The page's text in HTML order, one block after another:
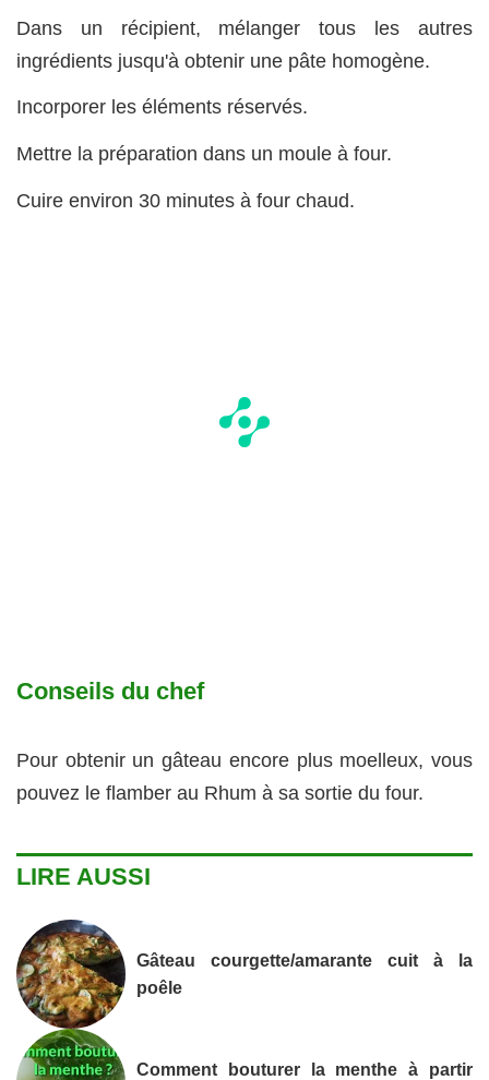
Dans un récipient, mélanger tous les autres
ingrédients jusqu'à obtenir une pâte homogène.
Incorporer les éléments réservés.
Mettre la préparation dans un moule à four.
Cuire environ 30 minutes à four chaud.
Conseils du chef
Pour obtenir un gâteau encore plus moelleux, vous
pouvez le flamber au Rhum à sa sortie du four.
LIRE AUSSI
Gâteau courgette/amarante cuit à la
poêle
Comment bouturer la menthe à partir